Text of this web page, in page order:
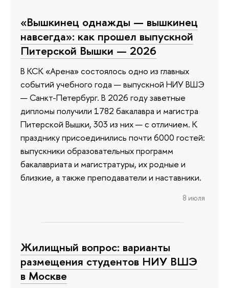
«Вышкинец однажды — вышкинец
навсегда»: как прошел выпускной
Питерской Вышки — 2026
В КСК «Арена» состоялось одно из главных
событий учебного года — выпускной НИУ ВШЭ
— Санкт-Петербург. В 2026 году заветные
дипломы получили 1782 бакалавра и магистра
Питерской Вышки, 303 из них — с отличием. К
празднику присоединились почти 6000 гостей:
выпускники образовательных программ
бакалавриата и магистратуры, их родные и
близкие, а также преподаватели и наставники.
8 июля
Жилищный вопрос: варианты
размещения студентов НИУ ВШЭ
в Москве